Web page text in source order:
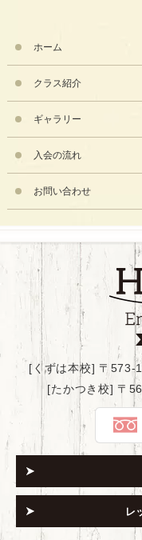
ホーム
クラス紹介
ギャラリー
入会の流れ
お問い合わせ
[くずは本校] 〒573-
[たかつき校] 〒
レ